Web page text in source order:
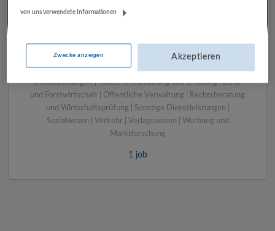
LUGSTEIN CONSULTING
Bau | Beherbergung und Gastronomie | Einzelhandel |
Energieversorgung | Finanz- und Versicherungsleistungen |
Gesundheitswesen | Herstellung von Waren | IT-
Dienstleistungen | Kunst, Unterhaltung und Erholung | Land-
und Forstwirtschaft | Öffentliche Verwaltung | Rechtsberatung
und Wirtschaftsprüfung | Sonstige Dienstleistungen |
Sozialwesen | Verkehr | Verlagswesen | Werbung und
Marktforschung
1 job
von uns verwendete Informationen
Zwecke anzeigen Akzeptieren